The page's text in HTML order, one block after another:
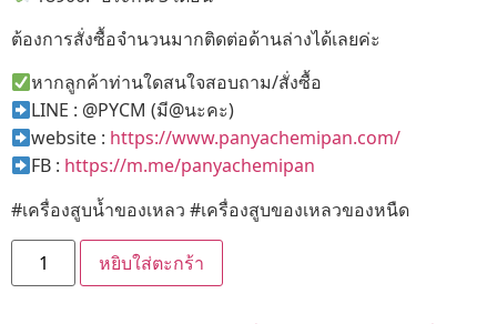
ต้องการสั่งซื้อจำนวนมากติดต่อด้านล่างได้เลยค่ะ
หากลูกค้าท่านใดสนใจสอบถาม/สั่งซื้อ
LINE : @PYCM (มี@นะคะ)
website : https://www.panyachemipan.com/
FB : https://m.me/panyachemipan
#เครื่องสูบน้ำของเหลว #เครื่องสูบของเหลวของหนืด
หยิบใส่ตะกร้า